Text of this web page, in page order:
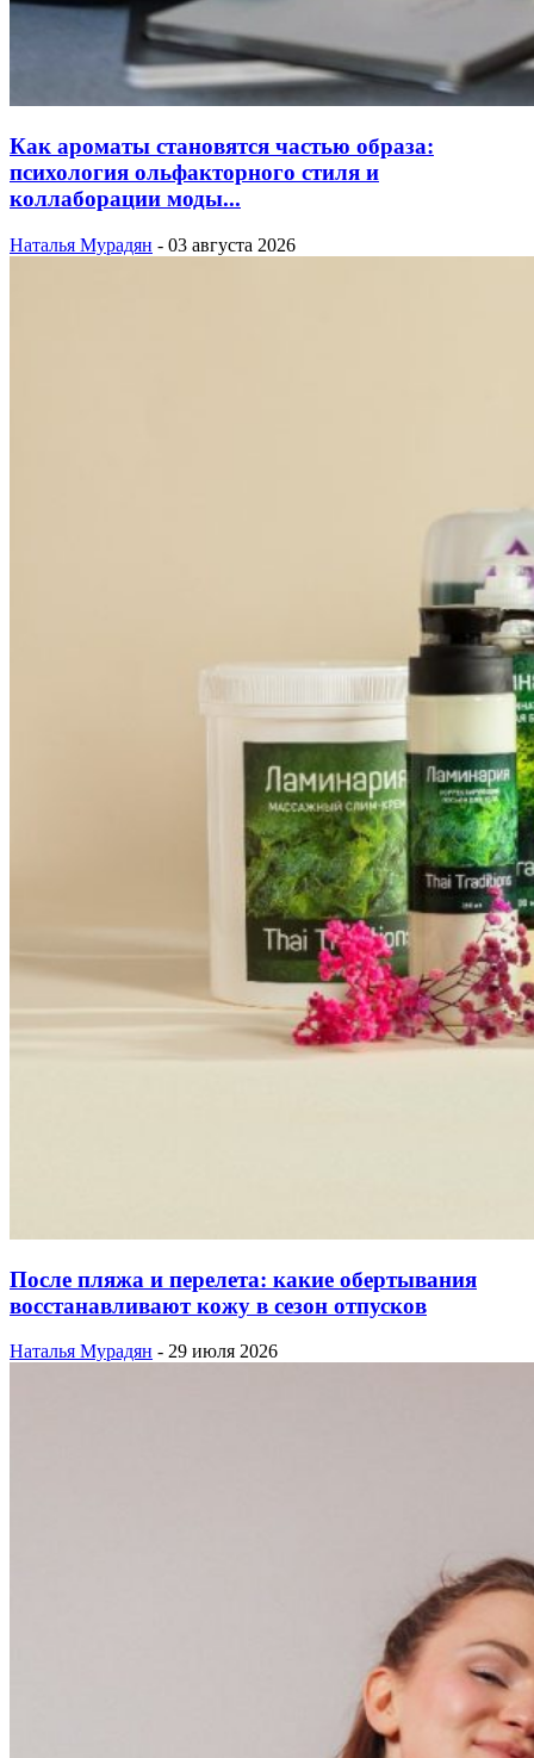
Как ароматы становятся частью образа:
психология ольфакторного стиля и
коллаборации моды...
Наталья Мурадян - 03 августа 2026
После пляжа и перелета: какие обертывания
восстанавливают кожу в сезон отпусков
Наталья Мурадян - 29 июля 2026